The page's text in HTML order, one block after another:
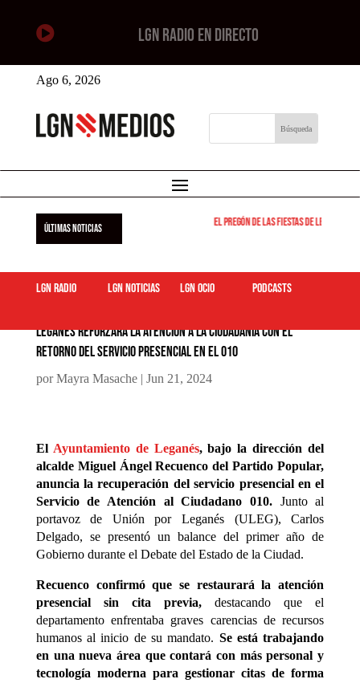
 LGN RADIO EN DIRECTO
Ago 6, 2026
ÚLTIMAS NOTICIAS El pregón de las fiestas de Leganés
LGN Radio LGN Noticias LGN ocio podcasts
Leganés reforzará la atención a la ciudadanía con el
retorno del servicio presencial en el 010
porMayra Masache| Jun 21, 2024
El Ayuntamiento de Leganés, bajo la dirección del
alcalde Miguel Ángel Recuenco del Partido Popular,
anuncia la recuperación del servicio presencial en el
Servicio de Atención al Ciudadano 010.Junto al
portavoz de Unión por Leganés (ULEG), Carlos
Delgado, se presentó un balance del primer año de
Gobierno durante el Debate del Estado de la Ciudad.
Recuenco confirmó que se restaurará la atención
presencial sin cita previa, destacando que el
departamento enfrentaba graves carencias de recursos
humanos al inicio de su mandato. Se está trabajando
en una nueva área que contará con más personal y
tecnología moderna para gestionar citas de forma